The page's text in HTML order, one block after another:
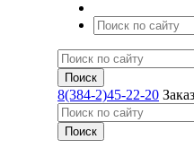
8(384-2)45-22-20